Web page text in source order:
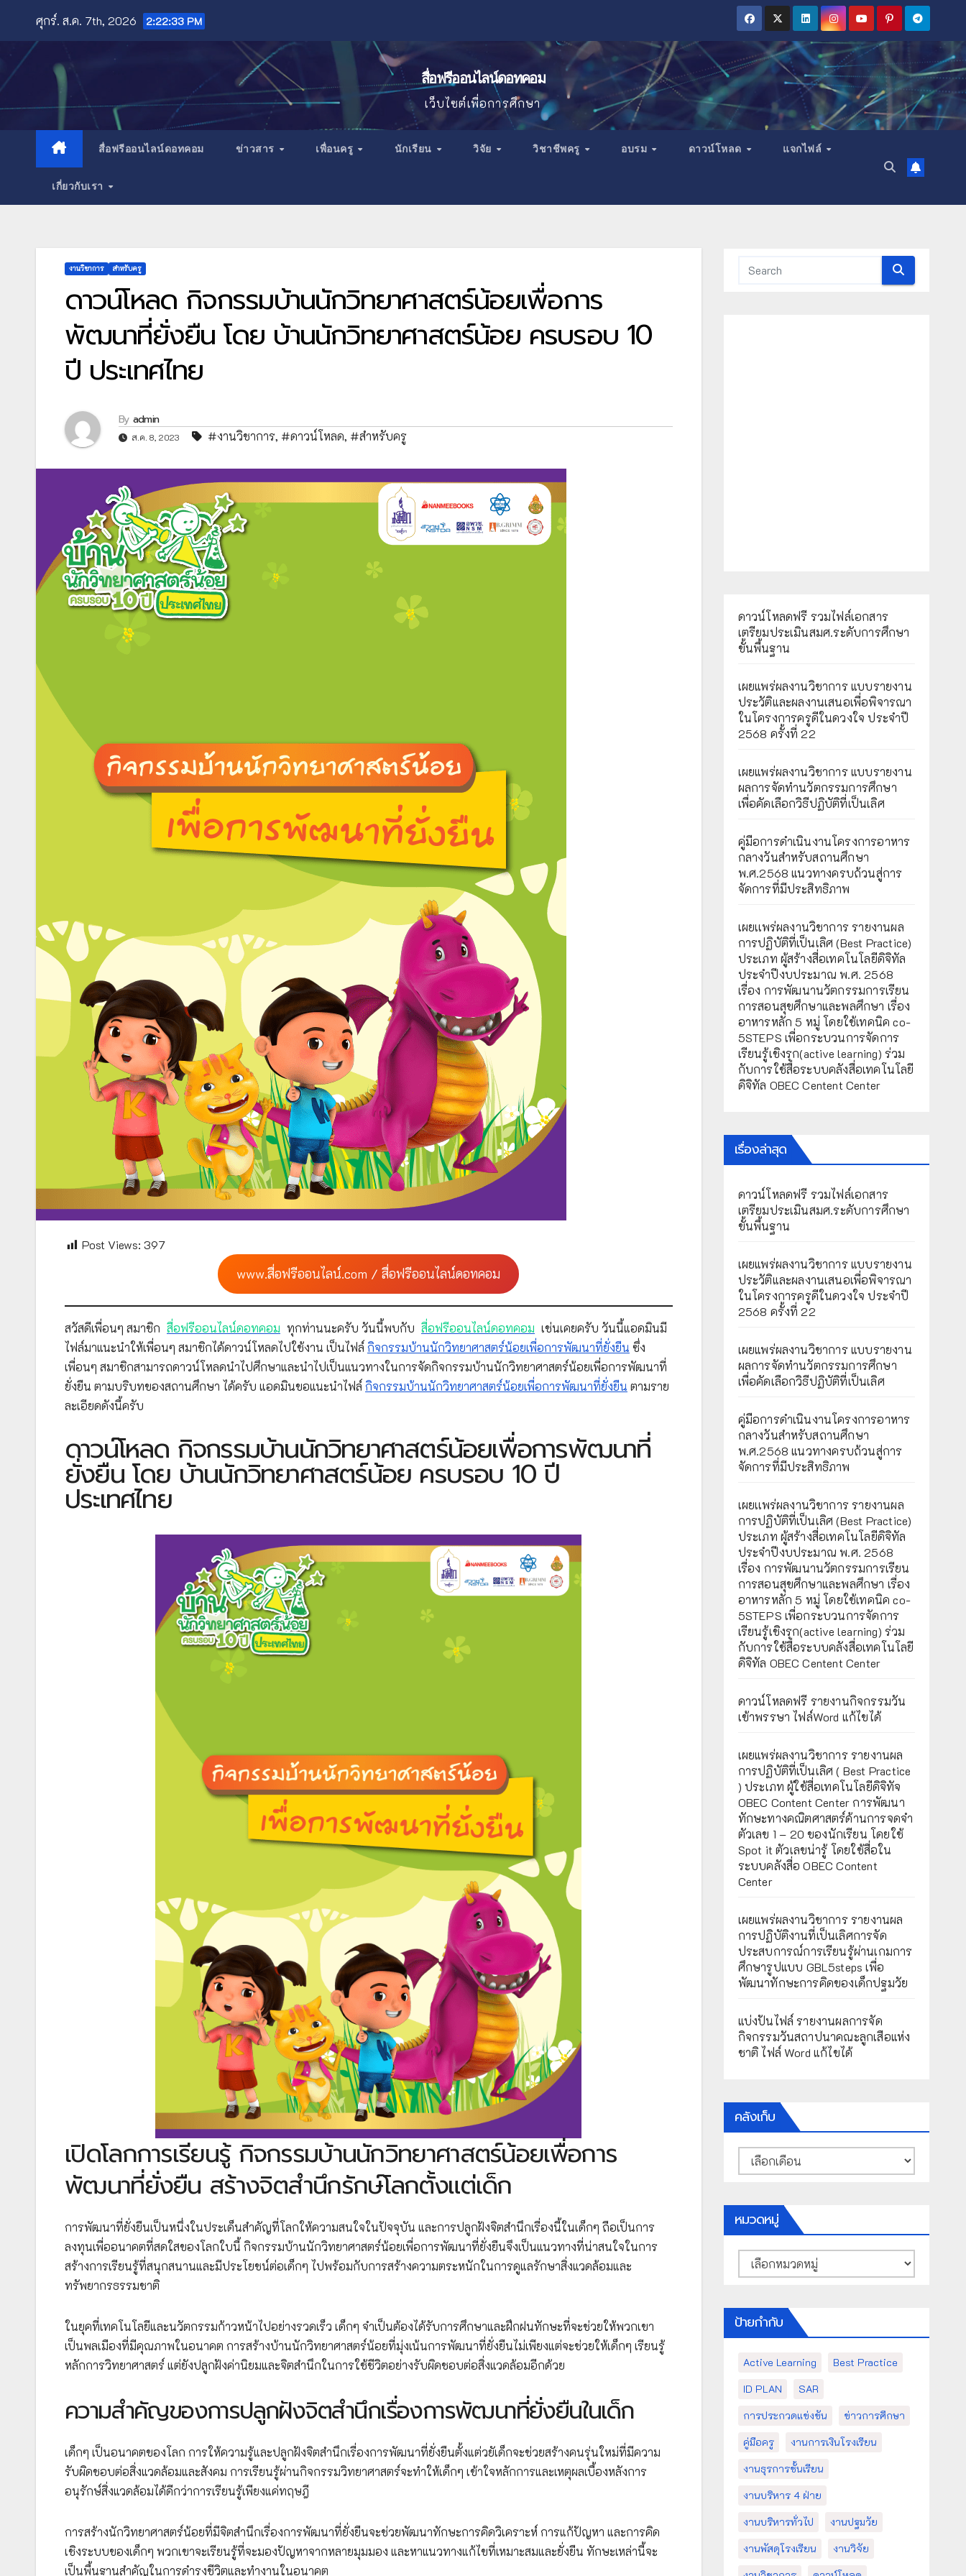
content
ศุกร์. ส.ค. 7th, 2026 2:22:35 PM
สื่อฟรีออนไลน์ดอทคอม
เว็บไซต์เพื่อการศึกษา
สื่อฟรีออนไลน์ดอทคอม ข่าวสาร เพื่อนครู นักเรียน วิจัย วิชาชีพครู อบรม ดาวน์โหลด แจกไฟล์
เกี่ยวกับเรา
งานวิชาการ สำหรับครู
ดาวน์โหลด กิจกรรมบ้านนักวิทยาศาสตร์น้อยเพื่อการ
พัฒนาที่ยั่งยืน โดย บ้านนักวิทยาศาสตร์น้อย ครบรอบ 10
ปี ประเทศไทย
By admin
ส.ค. 8, 2023 #งานวิชาการ, #ดาวน์โหลด, #สำหรับครู
Post Views: 397
www.สื่อฟรีออนไลน์.com / สื่อฟรีออนไลน์ดอทคอม
สวัสดีเพื่อนๆ สมาชิก สื่อฟรีออนไลน์ดอทคอม ทุกท่านนะครับ วันนี้พบกับ สื่อฟรีออนไลน์ดอทคอม เช่นเคยครับ วันนี้แอดมินมี
ไฟล์มาแนะนำให้เพื่อนๆ สมาชิกได้ดาวน์โหลดไปใช้งาน เป็นไฟล์ กิจกรรมบ้านนักวิทยาศาสตร์น้อยเพื่อการพัฒนาที่ยั่งยืน ซึ่ง
เพื่อนๆ สมาชิกสามารถดาวน์โหลดนำไปศึกษาและนำไปเป็นแนวทางในการจัดกิจกรรมบ้านนักวิทยาศาสตร์น้อยเพื่อการพัฒนาที่
ยั่งยืน ตามบริบทของสถานศึกษา ได้ครับ แอดมินขอแนะนำไฟล์ กิจกรรมบ้านนักวิทยาศาสตร์น้อยเพื่อการพัฒนาที่ยั่งยืน ตามราย
ละเอียดดังนี้ครับ
ดาวน์โหลด กิจกรรมบ้านนักวิทยาศาสตร์น้อยเพื่อการพัฒนาที่
ยั่งยืน โดย บ้านนักวิทยาศาสตร์น้อย ครบรอบ 10 ปี
ประเทศไทย
เปิดโลกการเรียนรู้ กิจกรรมบ้านนักวิทยาศาสตร์น้อยเพื่อการ
พัฒนาที่ยั่งยืน สร้างจิตสำนึกรักษ์โลกตั้งแต่เด็ก
การพัฒนาที่ยั่งยืนเป็นหนึ่งในประเด็นสำคัญที่โลกให้ความสนใจในปัจจุบัน และการปลูกฝังจิตสำนึกเรื่องนี้ในเด็กๆ ถือเป็นการ
ลงทุนเพื่ออนาคตที่สดใสของโลกใบนี้ กิจกรรมบ้านนักวิทยาศาสตร์น้อยเพื่อการพัฒนาที่ยั่งยืนจึงเป็นแนวทางที่น่าสนใจในการ
สร้างการเรียนรู้ที่สนุกสนานและมีประโยชน์ต่อเด็กๆ ไปพร้อมกับการสร้างความตระหนักในการดูแลรักษาสิ่งแวดล้อมและ
ทรัพยากรธรรมชาติ
ในยุคที่เทคโนโลยีและนวัตกรรมก้าวหน้าไปอย่างรวดเร็ว เด็กๆ จำเป็นต้องได้รับการศึกษาและฝึกฝนทักษะที่จะช่วยให้พวกเขา
เป็นพลเมืองที่มีคุณภาพในอนาคต การสร้างบ้านนักวิทยาศาสตร์น้อยที่มุ่งเน้นการพัฒนาที่ยั่งยืนไม่เพียงแต่จะช่วยให้เด็กๆ เรียนรู้
หลักการวิทยาศาสตร์ แต่ยังปลูกฝังค่านิยมและจิตสำนึกในการใช้ชีวิตอย่างรับผิดชอบต่อสิ่งแวดล้อมอีกด้วย
ความสำคัญของการปลูกฝังจิตสำนึกเรื่องการพัฒนาที่ยั่งยืนในเด็ก
เด็กๆ เป็นอนาคตของโลก การให้ความรู้และปลูกฝังจิตสำนึกเรื่องการพัฒนาที่ยั่งยืนตั้งแต่วยัเด็กจะช่วยสร้างคนรุ่นใหม่ที่มีความ
รับผิดชอบต่อสิ่งแวดล้อมและสังคม การเรียนรู้ผ่านกิจกรรมวิทยาศาสตร์จะทำให้เด็กๆ เข้าใจหลักการและเหตุผลเบื้องหลังการ
อนุรักษ์สิ่งแวดล้อมได้ดีกว่าการเรียนรู้เพียงแค่ทฤษฎี
การสร้างนักวิทยาศาสตร์น้อยที่มีจิตสำนึกเรื่องการพัฒนาที่ยั่งยืนจะช่วยพัฒนาทักษะการคิดวิเคราะห์ การแก้ปัญหา และการคิด
เชิงระบบของเด็กๆ พวกเขาจะเรียนรู้ที่จะมองปัญหาจากหลายมุมมอง และหาแนวทางแก้ไขที่เหมาะสมและยั่งยืน ทักษะเหล่านี้จะ
เป็นพื้นฐานสำคัญในการดำรงชีวิตและทำงานในอนาคต
ดาวน์โหลดฟรี รวมไฟล์เอกสาร
เตรียมประเมินสมศ.ระดับการศึกษา
ขั้นพื้นฐาน
เผยแพร่ผลงานวิชาการ แบบรายงาน
ประวัติและผลงานเสนอเพื่อพิจารณา
ในโครงการครูดีในดวงใจ ประจำปี
2568 ครั้งที่ 22
เผยแพร่ผลงานวิชาการ แบบรายงาน
ผลการจัดทำนวัตกรรมการศึกษา
เพื่อคัดเลือกวิธีปฏิบัติที่เป็นเลิศ
คู่มือการดำเนินงานโครงการอาหาร
กลางวันสำหรับสถานศึกษา
พ.ศ.2568 แนวทางครบถ้วนสู่การ
จัดการที่มีประสิทธิภาพ
เผยเเพร่ผลงานวิชาการ รายงานผล
การปฏิบัติที่เป็นเลิศ (Best Practice)
ประเภท ผู้สร้างสื่อเทคโนโลยีดิจิทัล
ประจำปีงบประมาณ พ.ศ. 2568
เรื่อง การพัฒนานวัตกรรมการเรียน
การสอนสุขศึกษาและพลศึกษา เรื่อง
อาหารหลัก 5 หมู่ โดยใช้เทคนิค co-
5STEPS เพื่อกระบวนการจัดการ
เรียนรู้เชิงรุก(active learning) ร่วม
กับการใช้สื่อระบบคลังสื่อเทคโนโลยี
ดิจิทัล OBEC Centent Center
เรื่องล่าสุด
ดาวน์โหลดฟรี รวมไฟล์เอกสาร
เตรียมประเมินสมศ.ระดับการศึกษา
ขั้นพื้นฐาน
เผยแพร่ผลงานวิชาการ แบบรายงาน
ประวัติและผลงานเสนอเพื่อพิจารณา
ในโครงการครูดีในดวงใจ ประจำปี
2568 ครั้งที่ 22
เผยแพร่ผลงานวิชาการ แบบรายงาน
ผลการจัดทำนวัตกรรมการศึกษา
เพื่อคัดเลือกวิธีปฏิบัติที่เป็นเลิศ
คู่มือการดำเนินงานโครงการอาหาร
กลางวันสำหรับสถานศึกษา
พ.ศ.2568 แนวทางครบถ้วนสู่การ
จัดการที่มีประสิทธิภาพ
เผยเเพร่ผลงานวิชาการ รายงานผล
การปฏิบัติที่เป็นเลิศ (Best Practice)
ประเภท ผู้สร้างสื่อเทคโนโลยีดิจิทัล
ประจำปีงบประมาณ พ.ศ. 2568
เรื่อง การพัฒนานวัตกรรมการเรียน
การสอนสุขศึกษาและพลศึกษา เรื่อง
อาหารหลัก 5 หมู่ โดยใช้เทคนิค co-
5STEPS เพื่อกระบวนการจัดการ
เรียนรู้เชิงรุก(active learning) ร่วม
กับการใช้สื่อระบบคลังสื่อเทคโนโลยี
ดิจิทัล OBEC Centent Center
ดาวน์โหลดฟรี รายงานกิจกรรมวัน
เข้าพรรษา ไฟล์Word แก้ไขได้
เผยแพร่ผลงานวิชาการ รายงานผล
การปฏิบัติที่เป็นเลิศ ( Best Practice
) ประเภท ผู้ใช้สื่อเทคโนโลยีดิจิทัจ
OBEC Content Center การพัฒนา
ทักษะทางคณิตศาสตร์ด้านการจดจำ
ตัวเลข 1 – 20 ของนักเรียน โดยใช้
Spot it ตัวเลขน่ารู้ โดยใช้สื่อใน
ระบบคลังสื่อ OBEC Content
Center
เผยแพร่ผลงานวิชาการ รายงานผล
การปฏิบัติงานที่เป็นเลิศการจัด
ประสบการณ์การเรียนรู้ผ่านเกมการ
ศึกษารูปแบบ GBL5steps เพื่อ
พัฒนาทักษะการคิดของเด็กปฐมวัย
แบ่งปันไฟล์ รายงานผลการจัด
กิจกรรมวันสถาปนาคณะลูกเสือแห่ง
ชาติ ไฟล์ Word แก้ไขได้
คลังเก็บ
คลัง
เก็บ
หมวดหมู่
หมวด
หมู่
ป้ายกำกับ
Active Learning
Best Practice
ID PLAN
SAR
การประกวดแข่งขัน
ข่าวการศึกษา
คู่มือครู
งานการเงินโรงเรียน
งานธุรการชั้นเรียน
งานบริหาร 4 ฝ่าย
งานบริหารทั่วไป
งานปฐมวัย
งานพัสดุโรงเรียน
งานวิจัย